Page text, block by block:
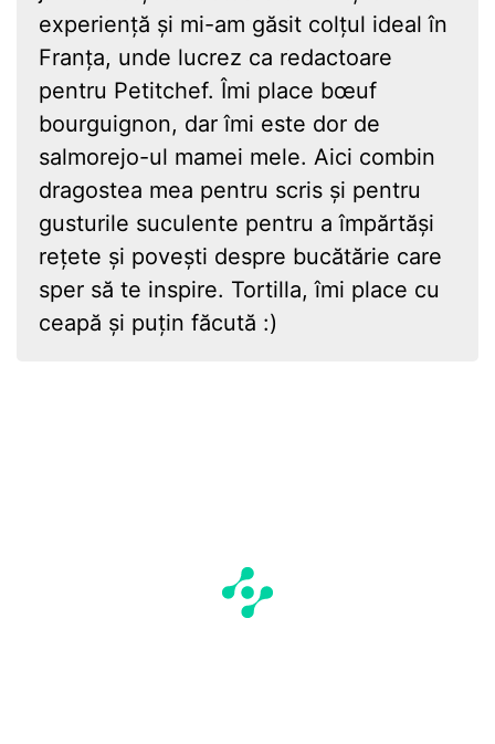
experiență și mi-am găsit colțul ideal în
Franța, unde lucrez ca redactoare
pentru Petitchef. Îmi place bœuf
bourguignon, dar îmi este dor de
salmorejo-ul mamei mele. Aici combin
dragostea mea pentru scris și pentru
gusturile suculente pentru a împărtăși
rețete și povești despre bucătărie care
sper să te inspire. Tortilla, îmi place cu
ceapă și puțin făcută :)